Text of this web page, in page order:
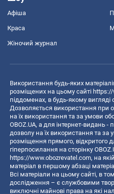
Афіша
Краса
Жіночий журнал
Використання будь-яких
розміщених на цьому сайті https://
піддоменах, в будь-якому вигляді
Дозволяється використання при
на їх використання та за умови
OBOZ.UA, а для інтернет-видань
дозволу на їх використання та за
розміщення прямого, відкритого
гіперпосилання на сторінку
https://www.obozrevatel.com, на
матеріал в першому абзаці
Всі матеріали на цьому сайті, в
дослідження – є службовими
виключні майнові права на які